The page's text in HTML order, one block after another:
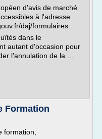
d'avis de marché
à l'adresse
daj/formulaires.
dans le
autant d'occasion pour
l'annulation de la ...
Formation
formation,